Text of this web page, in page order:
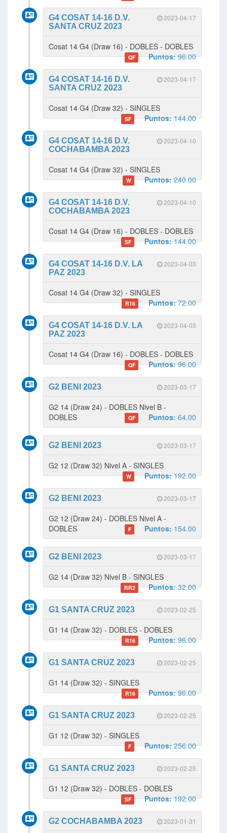
2023-04-17
G4 COSAT 14-16 D.V.
SANTA CRUZ 2023
Cosat 14 G4 (Draw 16) - DOBLES - DOBLES
QF Puntos:96.00
2023-04-17
G4 COSAT 14-16 D.V.
SANTA CRUZ 2023
Cosat 14 G4 (Draw 32) - SINGLES
SF Puntos:144.00
2023-04-10
G4 COSAT 14-16 D.V.
COCHABAMBA 2023
Cosat 14 G4 (Draw 32) - SINGLES
W Puntos:240.00
2023-04-10
G4 COSAT 14-16 D.V.
COCHABAMBA 2023
Cosat 14 G4 (Draw 16) - DOBLES - DOBLES
SF Puntos:144.00
2023-04-03
G4 COSAT 14-16 D.V. LA
PAZ 2023
Cosat 14 G4 (Draw 32) - SINGLES
R16 Puntos:72.00
2023-04-03
G4 COSAT 14-16 D.V. LA
PAZ 2023
Cosat 14 G4 (Draw 16) - DOBLES - DOBLES
QF Puntos:96.00
2023-03-17
G2 BENI 2023
G2 14 (Draw 24) - DOBLES Nivel B -
DOBLES
QF Puntos: 64.00
2023-03-17
G2 BENI 2023
G2 12 (Draw 32) Nivel A - SINGLES
W Puntos:192.00
2023-03-17
G2 BENI 2023
G2 12 (Draw 24) - DOBLES Nivel A -
DOBLES
F Puntos: 154.00
2023-03-17
G2 BENI 2023
G2 14 (Draw 32) Nivel B - SINGLES
RR2 Puntos:32.00
2023-02-25
G1 SANTA CRUZ 2023
G1 14 (Draw 32) - DOBLES - DOBLES
R16 Puntos:96.00
2023-02-25
G1 SANTA CRUZ 2023
G1 14 (Draw 32) - SINGLES
R16 Puntos:96.00
2023-02-25
G1 SANTA CRUZ 2023
G1 12 (Draw 32) - SINGLES
F Puntos:256.00
2023-02-25
G1 SANTA CRUZ 2023
G1 12 (Draw 32) - DOBLES - DOBLES
SF Puntos:192.00
2023-01-31
G2 COCHABAMBA 2023